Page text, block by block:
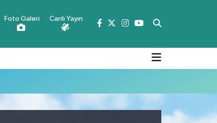
Foto Galeri Canlı Yayın